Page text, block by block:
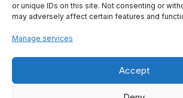
or unique IDs on this site. Not consenting or
may adversely affect certain features and
Manage services
Accept
Srednja
ugostiteljska